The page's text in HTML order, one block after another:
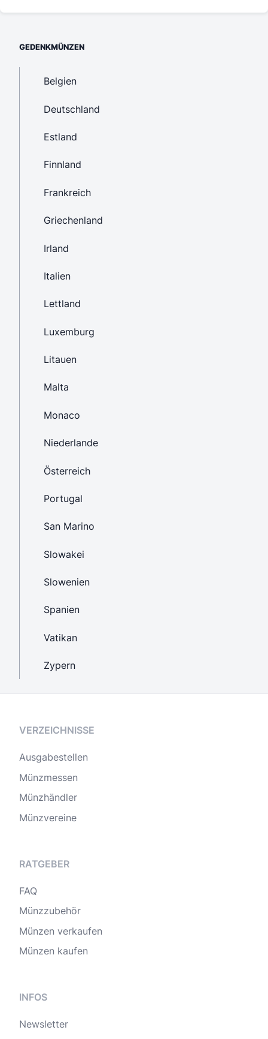
GEDENKMÜNZEN
Belgien
Deutschland
Estland
Finnland
Frankreich
Griechenland
Irland
Italien
Lettland
Luxemburg
Litauen
Malta
Monaco
Niederlande
Österreich
Portugal
San Marino
Slowakei
Slowenien
Spanien
Vatikan
Zypern
VERZEICHNISSE
Ausgabestellen
Münzmessen
Münzhändler
Münzvereine
RATGEBER
FAQ
Münzzubehör
Münzen verkaufen
Münzen kaufen
INFOS
Newsletter